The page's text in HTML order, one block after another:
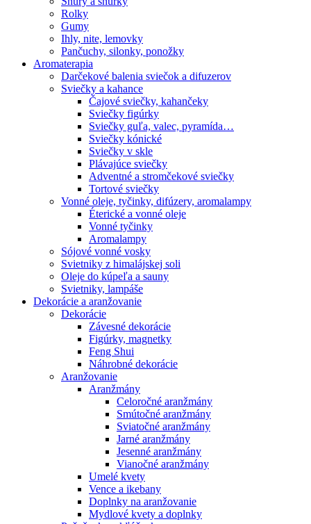
Rolky
Gumy
Ihly, nite, lemovky
Pančuchy, silonky, ponožky
Aromaterapia
Darčekové balenia sviečok a difuzerov
Sviečky a kahance
Čajové sviečky, kahančeky
Sviečky figúrky
Sviečky guľa, valec, pyramída…
Sviečky kónické
Sviečky v skle
Plávajúce sviečky
Adventné a stromčekové sviečky
Tortové sviečky
Vonné oleje, tyčinky, difúzery, aromalampy
Éterické a vonné oleje
Vonné tyčinky
Aromalampy
Sójové vonné vosky
Svietniky z himalájskej soli
Oleje do kúpeľa a sauny
Svietniky, lampáše
Dekorácie a aranžovanie
Dekorácie
Závesné dekorácie
Figúrky, magnetky
Feng Shui
Náhrobné dekorácie
Aranžovanie
Aranžmány
Celoročné aranžmány
Smútočné aranžmány
Sviatočné aranžmány
Jarné aranžmány
Jesenné aranžmány
Vianočné aranžmány
Umelé kvety
Vence a ikebany
Doplnky na aranžovanie
Mydlové kvety a doplnky